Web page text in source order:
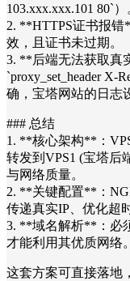
103.xxx.xxx.101 80`）
2. **HTTPS证书报
效，且证书未过期。
3. **后端无法获取真
`proxy_set_header X-
确，宝塔网站的日志
### 总结
1. **核心架构**：
转发到VPS1 (宝塔后
与网络质量。
2. **关键配置**：
传递真实IP、优化超
3. **域名解析**：必
才能利用其优质网络。
这套方案可直接落地